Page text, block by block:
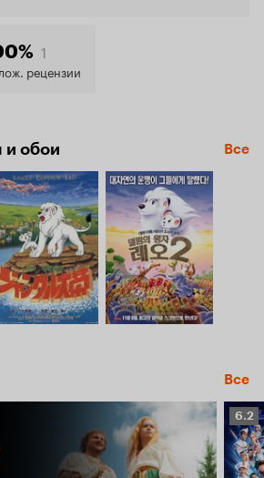
7.1
1
рецензии
и обои Все
Все
6.2
6.2